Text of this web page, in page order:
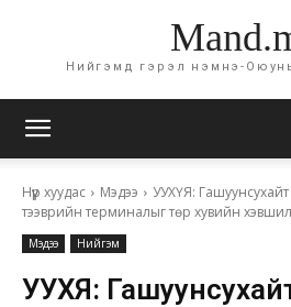
Нийгэмд гэрэл нэмнэ-
Нүүр хуудас Мэдээ
УУХҮЯ:
тээврийн терминалыг төр хувийн
Мэдээ Нийгэм
УУХҮЯ: